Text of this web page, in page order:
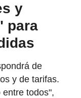
y
para
de
y de tarifas.
entre todos",